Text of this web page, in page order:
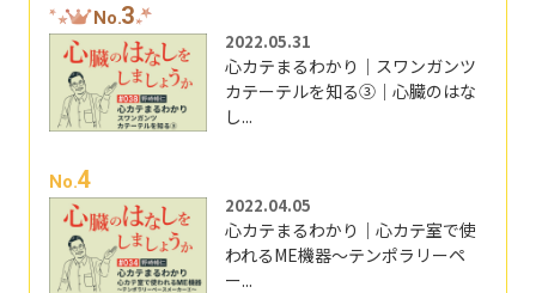
No.3
2022.05.31
心カテまるわかり｜スワンガンツ
カテーテルを知る③｜心臓のはな
し...
No.4
2022.04.05
心カテまるわかり｜心カテ室で使
われるME機器～テンポラリーペ
ー...